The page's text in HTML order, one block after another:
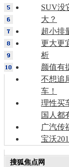
SUV没
大？
超小排
更大更
析
颜值有
不想追
车！
理性买
国人都
广汽传
宝沃
搜狐焦点网